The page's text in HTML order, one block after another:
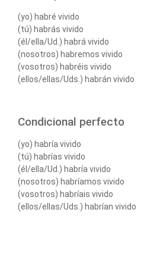
(yo) habré vivido
(tú) habrás vivido
(él/ella/Ud.) habrá vivido
(nosotros) habremos vivido
(vosotros) habréis vivido
(ellos/ellas/Uds.) habrán vivido
Condicional perfecto
(yo) habría vivido
(tú) habrías vivido
(él/ella/Ud.) habría vivido
(nosotros) habríamos vivido
(vosotros) habríais vivido
(ellos/ellas/Uds.) habrían vivido